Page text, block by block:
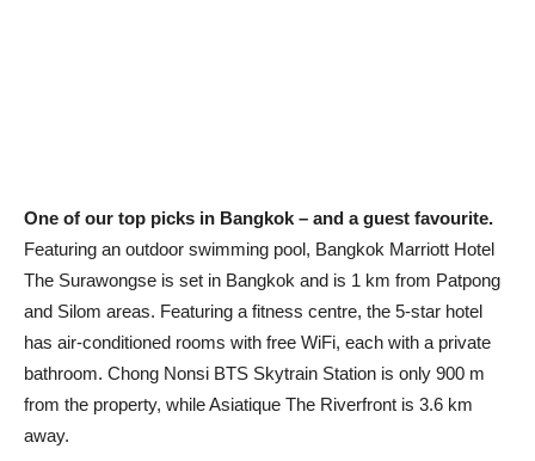
One of our top picks in Bangkok – and a guest favourite.
Featuring an outdoor swimming pool, Bangkok Marriott Hotel
The Surawongse is set in Bangkok and is 1 km from Patpong
and Silom areas. Featuring a fitness centre, the 5-star hotel
has air-conditioned rooms with free WiFi, each with a private
bathroom. Chong Nonsi BTS Skytrain Station is only 900 m
from the property, while Asiatique The Riverfront is 3.6 km
away.